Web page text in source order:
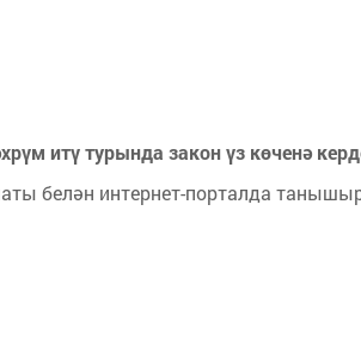
итү турында закон үз көченә
белән интернет-порталда